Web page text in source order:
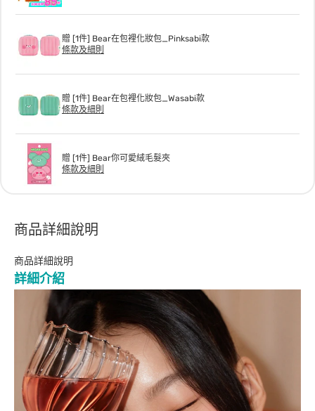
贈 [1件] Bear在包裡化妝包_Pinksabi款
條款及細則
贈 [1件] Bear在包裡化妝包_Wasabi款
條款及細則
贈 [1件] Bear你可愛絨毛髮夾
條款及細則
商品詳細說明
商品詳細說明
詳細介紹